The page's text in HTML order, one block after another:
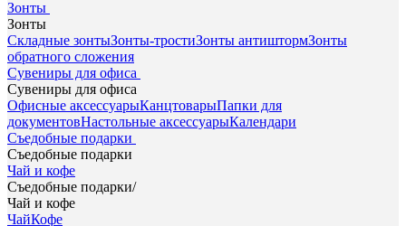
Зонты
Зонты
Складные зонтыЗонты-тростиЗонты антиштормЗонты
обратного сложения
Сувениры для офиса
Сувениры для офиса
Офисные аксессуарыКанцтоварыПапки для
документовНастольные аксессуарыКалендари
Съедобные подарки
Съедобные подарки
Чай и кофе
Съедобные подарки/
Чай и кофе
ЧайКофе